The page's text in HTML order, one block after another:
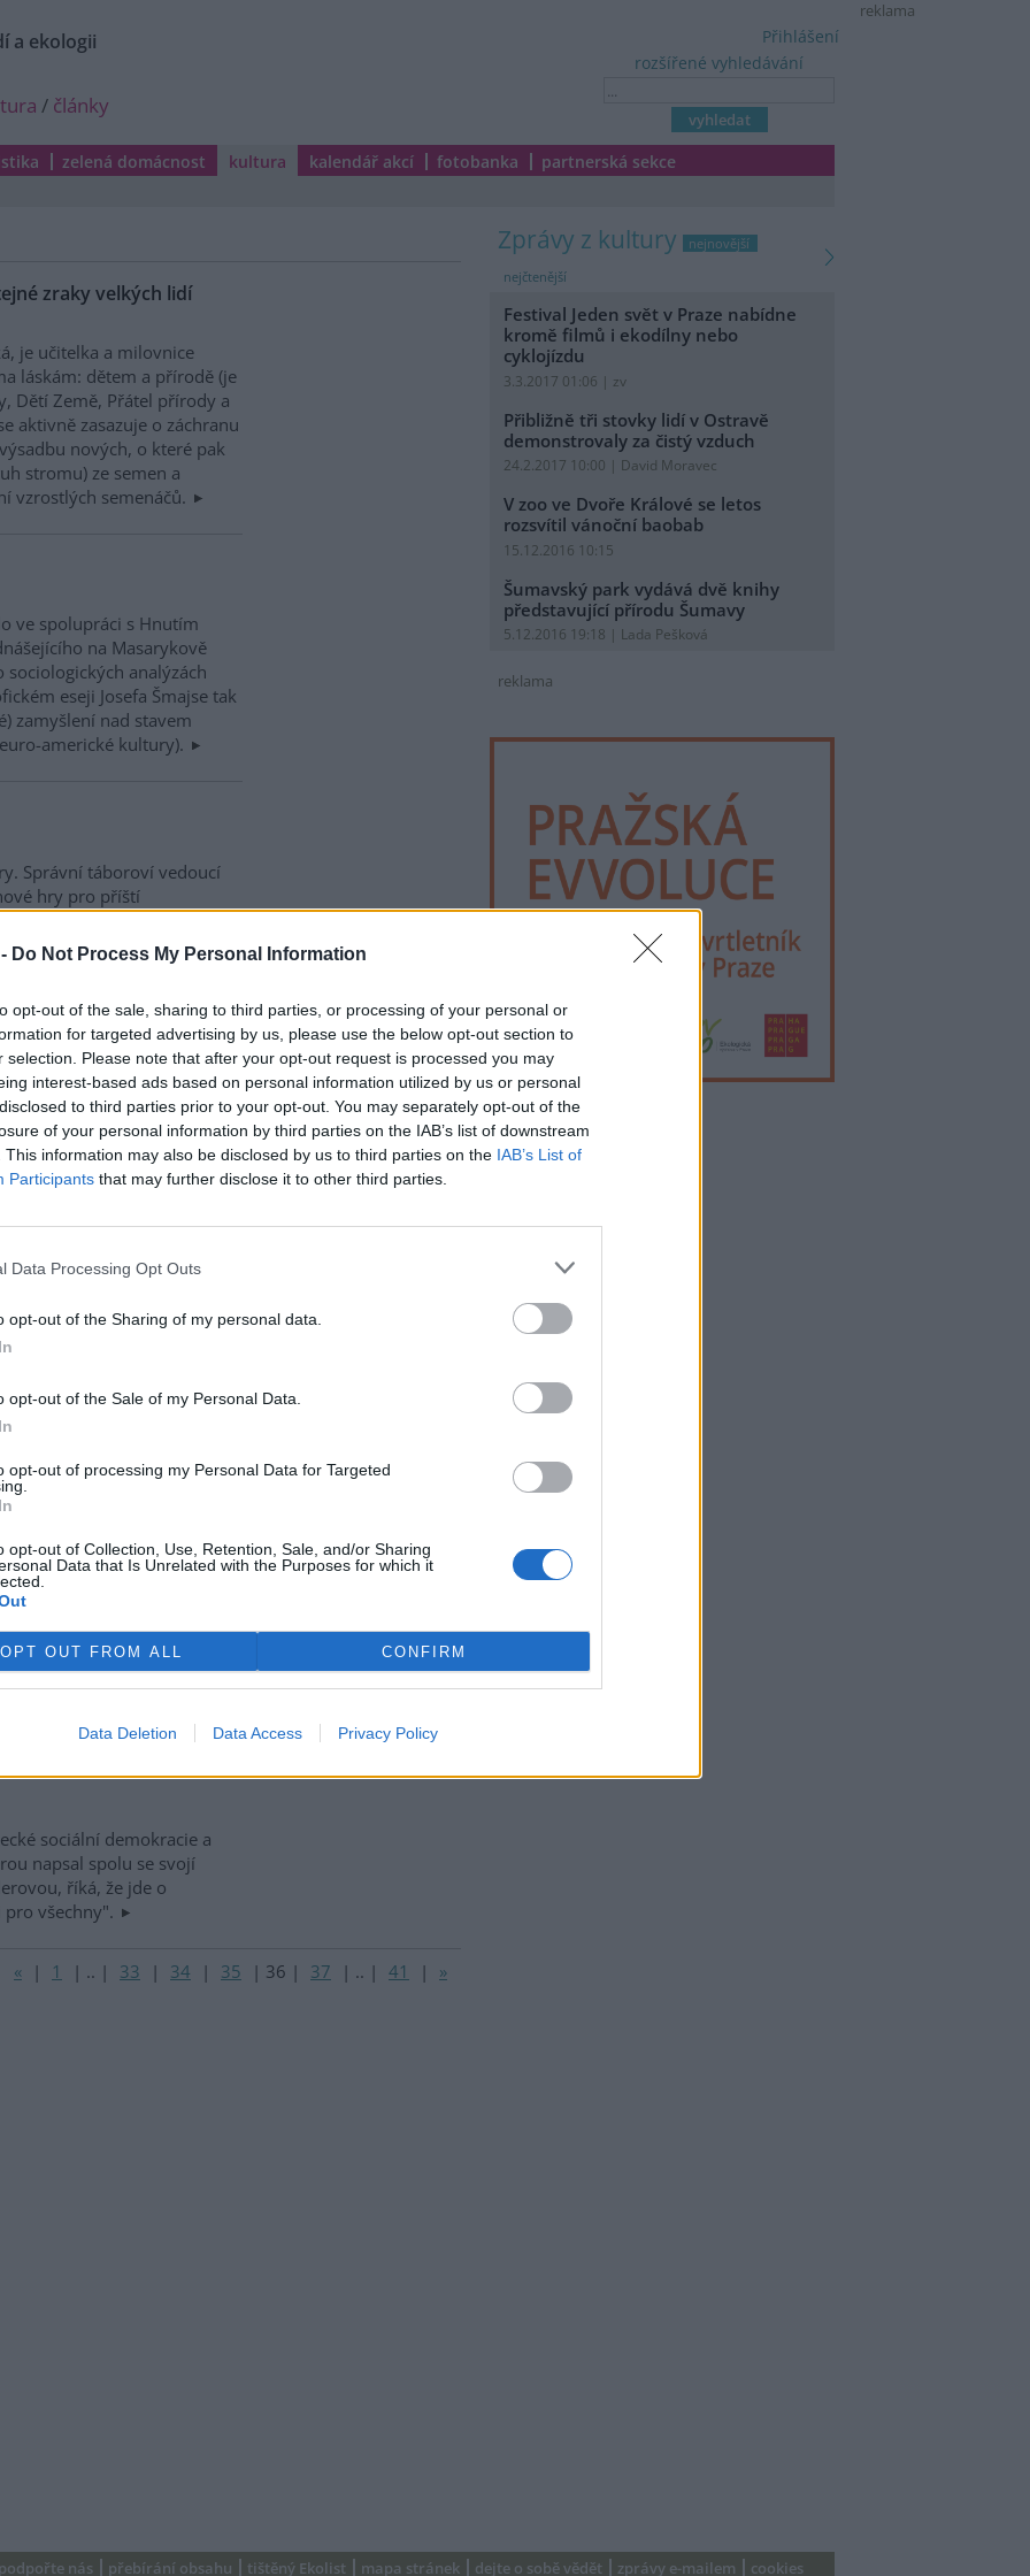
Do Not Process My Personal Information
opt-out of the sale, sharing to third parties, or processing of your personal or
for targeted advertising by us, please use the below opt-out section to
selection. Please note that after your opt-out request is processed you may
interest-based ads based on personal information utilized by us or personal
to third parties prior to your opt-out. You may separately opt-out of the
of your personal information by third parties on the IAB’s list of downstream
This information may also be disclosed by us to third parties on the IAB’s List of
Participants that may further disclose it to other third parties.
Data Processing Opt Outs
opt-out of the Sharing of my personal data.
opt-out of the Sale of my Personal Data.
opt-out of processing my Personal Data for Targeted
opt-out of Collection, Use, Retention, Sale, and/or Sharing
Data that Is Unrelated with the Purposes for which it
OPT OUT FROM ALL CONFIRM
Data Deletion Data Access Privacy Policy
reklama
a ekologii
/ články
rozšířené vyhledávání
Přihlášení
zelená domácnost kultura kalendář akcí fotobanka partnerská sekce
zraky velkých lidí
je učitelka a milovnice
láskám: dětem a přírodě (je
Dětí Země, Přátel přírody a
aktivně zasazuje o záchranu
nových, o které pak
stromu) ze semen a
vzrostlých semenáčů.
ve spolupráci s Hnutím
na Masarykově
analýzách
eseji Josefa Šmajse tak
zamyšlení nad stavem
americké kultury).
Správní táboroví vedoucí
hry pro příští
mohla být nová kniha Jiřího
her". Jde o soubor her a
jako součást etapových
1989 silně devastována.
zanechalo na její
vážně ohrožena, ať již
činnosti. Vyvstává tedy
pojednává kniha "Téma
ji chránit?)". Je sborníkem
tvořivým zásahem
Jan Piňos, Daniel
kulturní krajina a
faktem se musí vyrovnat
dána, nebo je můžeme
tyto a další otázky se
"Proč stárneme".
za vsí a malé hospodářství
boj s úřady. Oplátkou život
s místem, s krajinou.
sociální demokracie a
napsal spolu se svojí
říká, že jde o
všechny".
« | 1 | .. | 33 | 34 | 35 | 36 | 37 | .. | 41 | »
zprávy z kultury
nejnovější
nejčtenější
Festival Jeden svět v Praze nabídne
kromě filmů i ekodílny nebo
cyklojízdu
3.3.2017 01:06 | zv
Přibližně tři stovky lidí v Ostravě
demonstrovaly za čistý vzduch
24.2.2017 10:00 | David Moravec
V zoo ve Dvoře Králové se letos
rozsvítil vánoční baobab
15.12.2016 10:15
Šumavský park vydává dvě knihy
představující přírodu Šumavy
5.12.2016 19:18 | Lada Pešková
reklama
reklama
podpořte nás přebírání obsahu tištěný Ekolist mapa stránek dejte o sobě vědět zprávy e-mailem cookies